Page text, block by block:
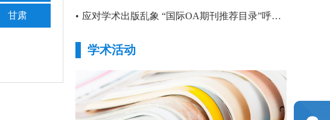
甘肃 • 应对学术出版乱象 “国际OA期刊推荐目录”呼之欲出
学术活动